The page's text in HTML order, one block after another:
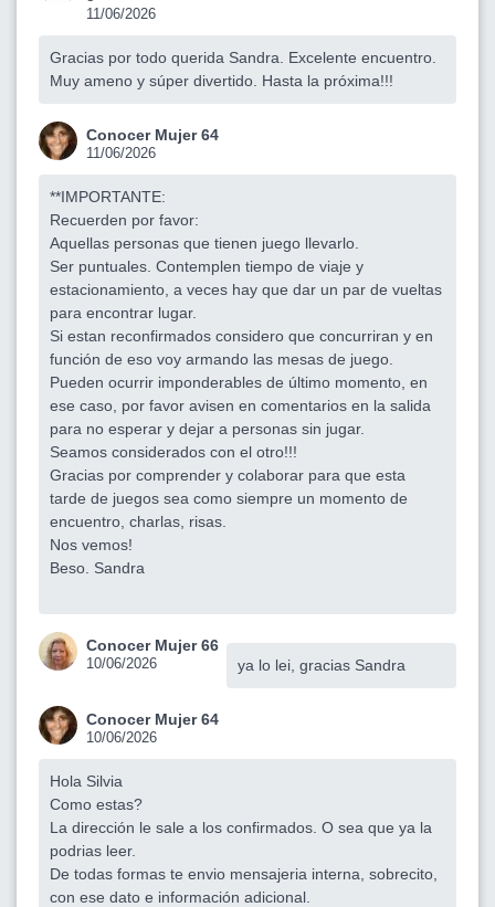
11/06/2026
Gracias por todo querida Sandra. Excelente encuentro.
Muy ameno y súper divertido. Hasta la próxima!!!
Conocer Mujer 64
11/06/2026
**IMPORTANTE:
Recuerden por favor:
Aquellas personas que tienen juego llevarlo.
Ser puntuales. Contemplen tiempo de viaje y
estacionamiento, a veces hay que dar un par de vueltas
para encontrar lugar.
Si estan reconfirmados considero que concurriran y en
función de eso voy armando las mesas de juego.
Pueden ocurrir imponderables de último momento, en
ese caso, por favor avisen en comentarios en la salida
para no esperar y dejar a personas sin jugar.
Seamos considerados con el otro!!!
Gracias por comprender y colaborar para que esta
tarde de juegos sea como siempre un momento de
encuentro, charlas, risas.
Nos vemos!
Beso. Sandra
Conocer Mujer 66
10/06/2026 ya lo lei, gracias Sandra
Conocer Mujer 64
10/06/2026
Hola Silvia
Como estas?
La dirección le sale a los confirmados. O sea que ya la
podrias leer.
De todas formas te envio mensajeria interna, sobrecito,
con ese dato e información adicional.